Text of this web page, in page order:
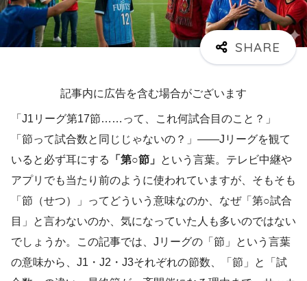
記事内に広告を含む場合がございます
「J1リーグ第17節……って、これ何試合目のこと？」
「節って試合数と同じじゃないの？」——Jリーグを観て
いると必ず耳にする
「第○節」 という言葉。テレビ中継や
アプリでも当たり前のように使われていますが、そもそも
「節（せつ）」ってどういう意味なのか、なぜ「第○試合
目」と言わないのか、気になっていた人も多いのではない
でしょうか。この記事では、Jリーグの「節」という言葉
の意味から、J1・J2・J3それぞれの節数、「節」と「試